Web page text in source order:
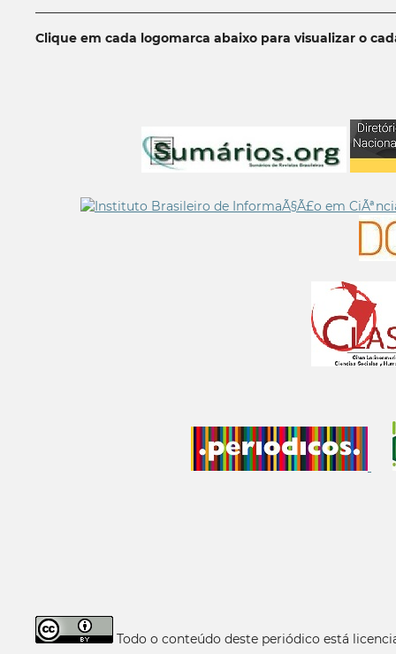
Clique em cada logomarca abaixo para visualizar o
Todo o conteúdo deste periódico está